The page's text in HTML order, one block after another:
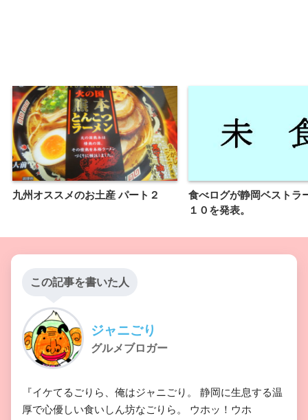
九州オススメのお土産 パート２
食べログが静岡ベストラ
１０を発表。
この記事を書いた人
ジャニごり
グルメブロガー
『イケてるごりら、俺はジャニごり。 静岡に生息する温
厚で心優しい食いしん坊なごりら。 ウホッ！ウホ